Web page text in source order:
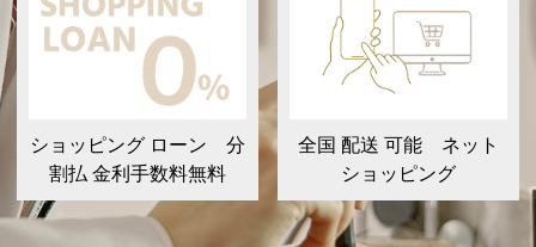
ショッピング ローン 分
割払 金利手数料無料
全国 配送 可能 ネット
ショッピング